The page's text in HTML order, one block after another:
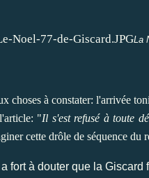
La
choses à constater: l'arrivée
"Il s'est refusé à toute
cette drôle de séquence
a fort à douter que la